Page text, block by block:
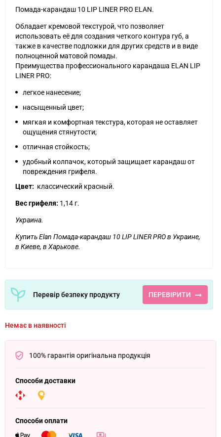
Помада-карандаш 10 LIP LINER PRO ELAN.
Обладает кремовой текстурой, что позволяет
использовать её для создания четкого контура губ, а
также в качестве подложки для других средств и в виде
полноценной матовой помады.
Преимущества профессионального карандаша ELAN LIP
LINER PRO:
легкое нанесение;
насыщенный цвет;
мягкая и комфортная текстура, которая не оставляет
ощущения стянутости;
отличная стойкость;
удобный колпачок, который защищает карандаш от
повреждения грифеля.
Цвет: классический красный.
Вес грифеля: 1,14 г.
Украина.
КупитьElan Помада-карандаш 10 LIP LINER PROв Украине,
в Киеве, в Харькове.
Перевір безпеку продукту ПЕРЕВІРИТИ
Немає в наявності
100% гарантія оригінальна продукція
Способи доставки
Способи оплати